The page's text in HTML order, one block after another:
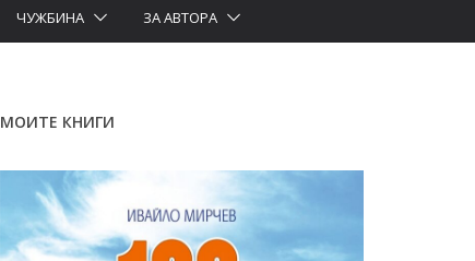
ЧУЖБИНА ЗА АВТОРА
МОИТЕ КНИГИ